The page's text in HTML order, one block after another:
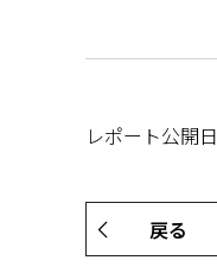
レポート公開日
戻る